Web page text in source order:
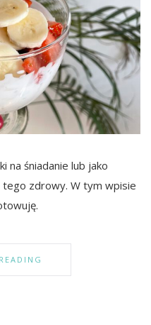
na śniadanie lub jako
zdrowy. W tym wpisie